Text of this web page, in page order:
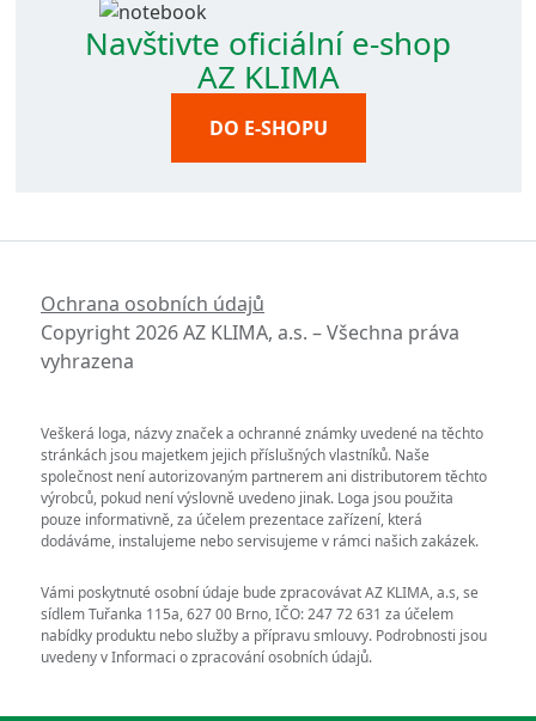
Navštivte oficiální e-shop
AZ KLIMA
DO E-SHOPU
Ochrana osobních údajů
Copyright 2026 AZ KLIMA, a.s. – Všechna práva
vyhrazena
Veškerá loga, názvy značek a ochranné známky uvedené na těchto
stránkách jsou majetkem jejich příslušných vlastníků. Naše
společnost není autorizovaným partnerem ani distributorem těchto
výrobců, pokud není výslovně uvedeno jinak. Loga jsou použita
pouze informativně, za účelem prezentace zařízení, která
dodáváme, instalujeme nebo servisujeme v rámci našich zakázek.
Vámi poskytnuté osobní údaje bude zpracovávat AZ KLIMA, a.s, se
sídlem Tuřanka 115a, 627 00 Brno, IČO: 247 72 631 za účelem
nabídky produktu nebo služby a přípravu smlouvy. Podrobnosti jsou
uvedeny v Informaci o zpracování osobních údajů.